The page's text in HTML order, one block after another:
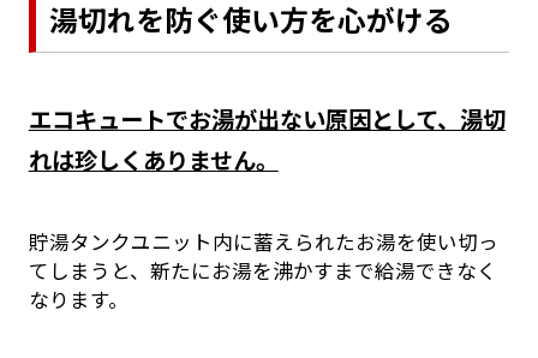
湯切れを防ぐ使い方を心がける
エコキュートでお湯が出ない原因として、湯切
れは珍しくありません。
貯湯タンクユニット内に蓄えられたお湯を使い切っ
てしまうと、新たにお湯を沸かすまで給湯できなく
なります。